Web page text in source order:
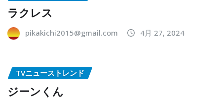
ラクレス
pikakichi2015@gmail.com 4月 27, 2024
TVニューストレンド
ジーンくん